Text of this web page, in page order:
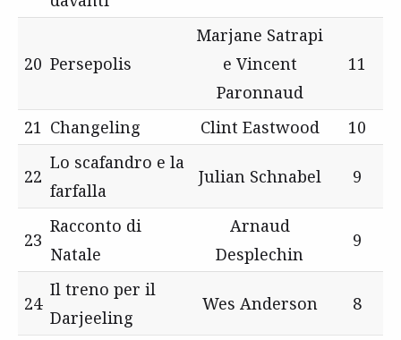
20 Persepolis
Marjane Satrapi
e Vincent
Paronnaud
11
21 Changeling Clint Eastwood 10
22
Lo scafandro e la
farfalla
Julian Schnabel 9
23
Racconto di
Natale
Arnaud
Desplechin
9
24
Il treno per il
Darjeeling
Wes Anderson 8